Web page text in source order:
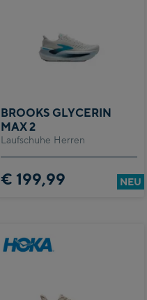
Laufschuhe Herren
BROOKS GLYCERIN
MAX 2
€ 199,99 NEU